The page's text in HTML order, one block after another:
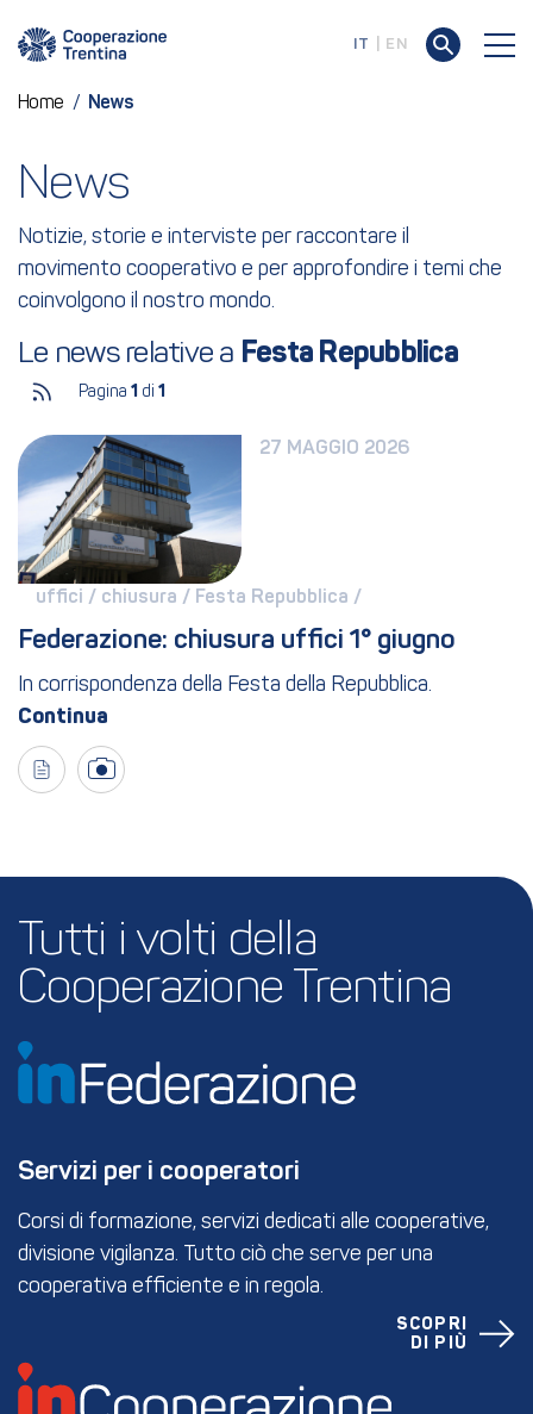
IT EN
Home / News
News
Notizie, storie e interviste per raccontare il
movimento cooperativo e per approfondire i temi che
coinvolgono il nostro mondo.
Le news relative a Festa Repubblica
Pagina 1 di 1
27 MAGGIO 2026
uffici / chiusura / Festa Repubblica /
Federazione: chiusura uffici 1° giugno
In corrispondenza della Festa della Repubblica.
Tutti i volti della
Cooperazione Trentina
Servizi per i cooperatori
Corsi di formazione, servizi dedicati alle cooperative,
divisione vigilanza. Tutto ciò che serve per una
cooperativa efficiente e in regola.
SCOPRI
DI PIÙ